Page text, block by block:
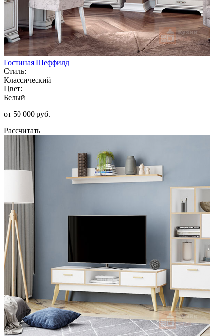
Гостиная Шеффилд
Стиль:
Классический
Цвет:
Белый
от 50 000 руб.
Рассчитать